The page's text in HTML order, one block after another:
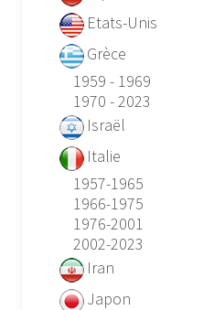
Etats-Unis
Grèce
1959 - 1969
1970 - 2023
Israël
Italie
1957-1965
1966-1975
1976-2001
2002-2023
Iran
Japon